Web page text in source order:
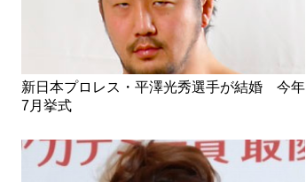
新日本プロレス・平澤光秀選手が結婚 今年
7月挙式